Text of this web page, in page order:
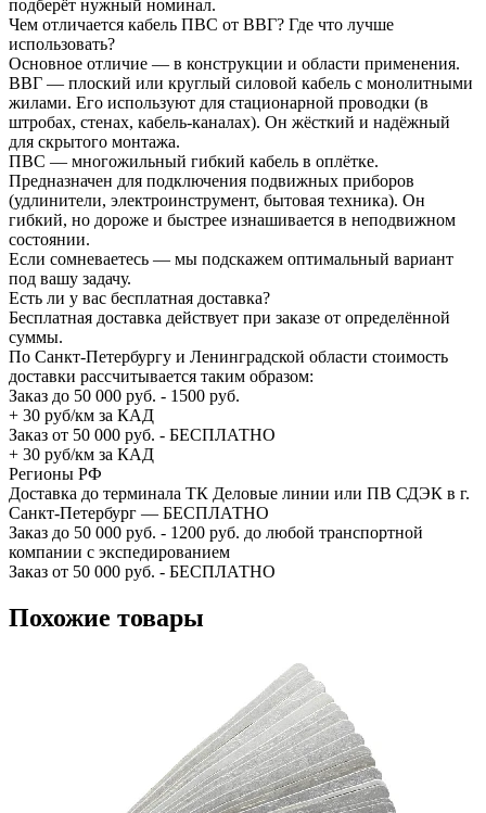
подберёт нужный номинал.
Чем отличается кабель ПВС от ВВГ? Где что лучше
использовать?
Основное отличие — в конструкции и области применения.
ВВГ — плоский или круглый силовой кабель с монолитными
жилами. Его используют для стационарной проводки (в
штробах, стенах, кабель-каналах). Он жёсткий и надёжный
для скрытого монтажа.
ПВС — многожильный гибкий кабель в оплётке.
Предназначен для подключения подвижных приборов
(удлинители, электроинструмент, бытовая техника). Он
гибкий, но дороже и быстрее изнашивается в неподвижном
состоянии.
Если сомневаетесь — мы подскажем оптимальный вариант
под вашу задачу.
Есть ли у вас бесплатная доставка?
Бесплатная доставка действует при заказе от определённой
суммы.
По Санкт-Петербургу и Ленинградской области стоимость
доставки рассчитывается таким образом:
Заказ до 50 000 руб. - 1500 руб.
+ 30 руб/км за КАД
Заказ от 50 000 руб. - БЕСПЛАТНО
+ 30 руб/км за КАД
Регионы РФ
Доставка до терминала ТК Деловые линии или ПВ СДЭК в г.
Санкт-Петербург — БЕСПЛАТНО
Заказ до 50 000 руб. - 1200 руб. до любой транспортной
компании с экспедированием
Заказ от 50 000 руб. - БЕСПЛАТНО
Похожие товары